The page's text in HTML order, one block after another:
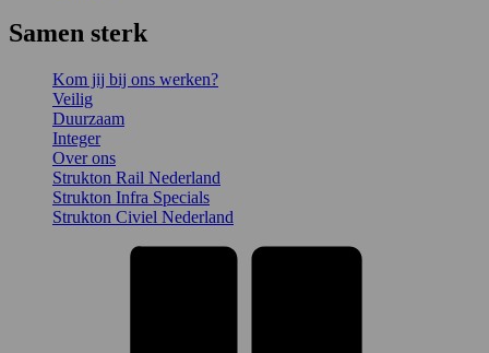
Samen sterk
Kom jij bij ons werken?
Veilig
Duurzaam
Integer
Over ons
Strukton Rail Nederland
Strukton Infra Specials
Strukton Civiel Nederland